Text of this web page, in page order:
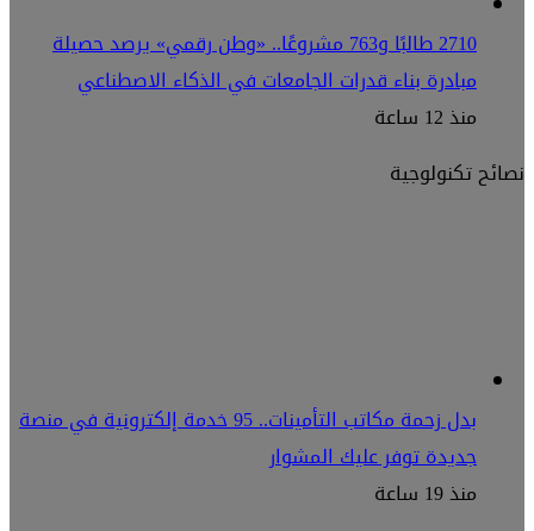
2710 طالبًا و763 مشروعًا.. «وطن رقمي» يرصد حصيلة
مبادرة بناء قدرات الجامعات في الذكاء الاصطناعي
منذ 12 ساعة
نصائح تكنولوجية
بدل زحمة مكاتب التأمينات.. 95 خدمة إلكترونية في منصة
جديدة توفر عليك المشوار
منذ 19 ساعة